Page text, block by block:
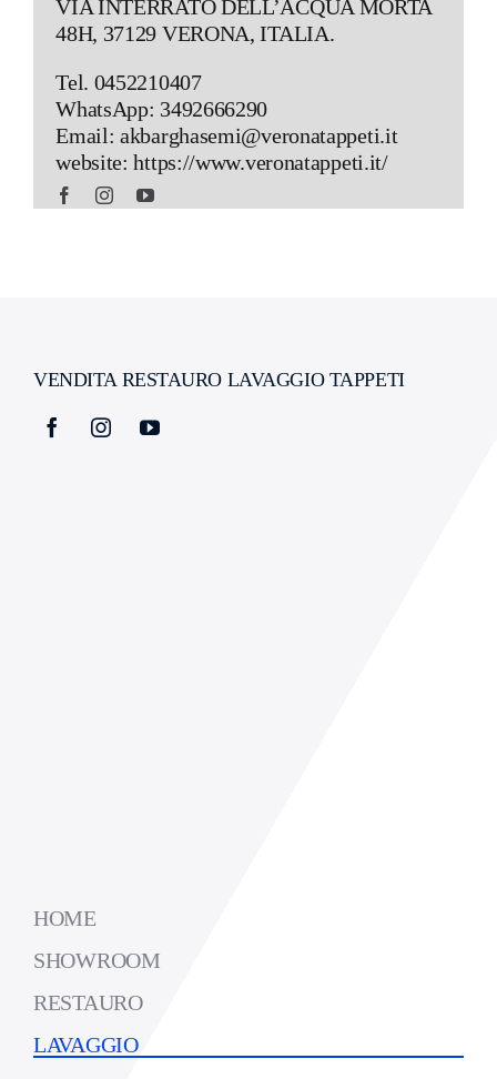
VIA INTERRATO DELL’ACQUA MORTA
48H, 37129 VERONA, ITALIA.
Tel. 0452210407
WhatsApp: 3492666290
Email:akbarghasemi@veronatappeti.it
website: https://www.veronatappeti.it/
VENDITA RESTAURO LAVAGGIO TAPPETI
HOME
SHOWROOM
RESTAURO
LAVAGGIO